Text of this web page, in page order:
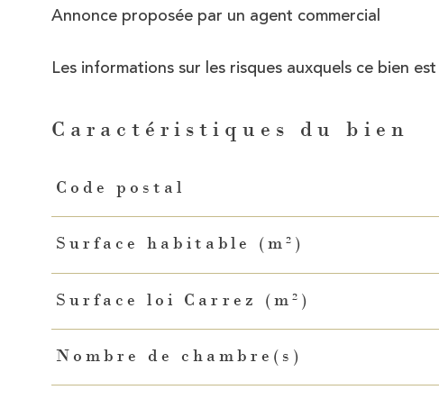
Annonce proposée par un agent commercial
Les informations sur les risques auxquels ce bien
Caractéristiques du bien
Caractéristiques
Code postal
Surface habitable (m²)
Surface loi Carrez (m²)
Nombre de chambre(s)